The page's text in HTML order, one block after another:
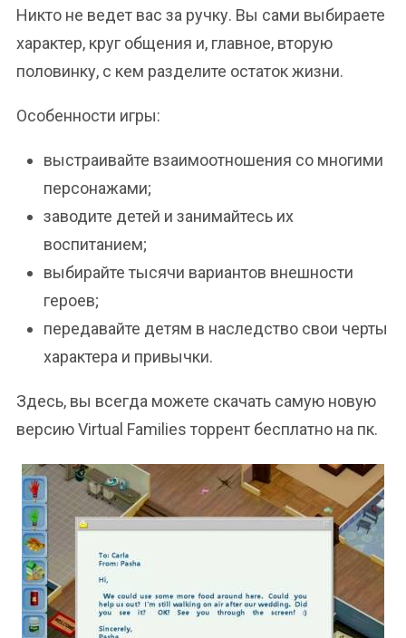
Никто не ведет вас за ручку. Вы сами выбираете
характер, круг общения и, главное, вторую
половинку, с кем разделите остаток жизни.
Особенности игры:
выстраивайте взаимоотношения со многими
персонажами;
заводите детей и занимайтесь их
воспитанием;
выбирайте тысячи вариантов внешности
героев;
передавайте детям в наследство свои черты
характера и привычки.
Здесь, вы всегда можете скачать самую новую
версию Virtual Families торрент бесплатно на пк.